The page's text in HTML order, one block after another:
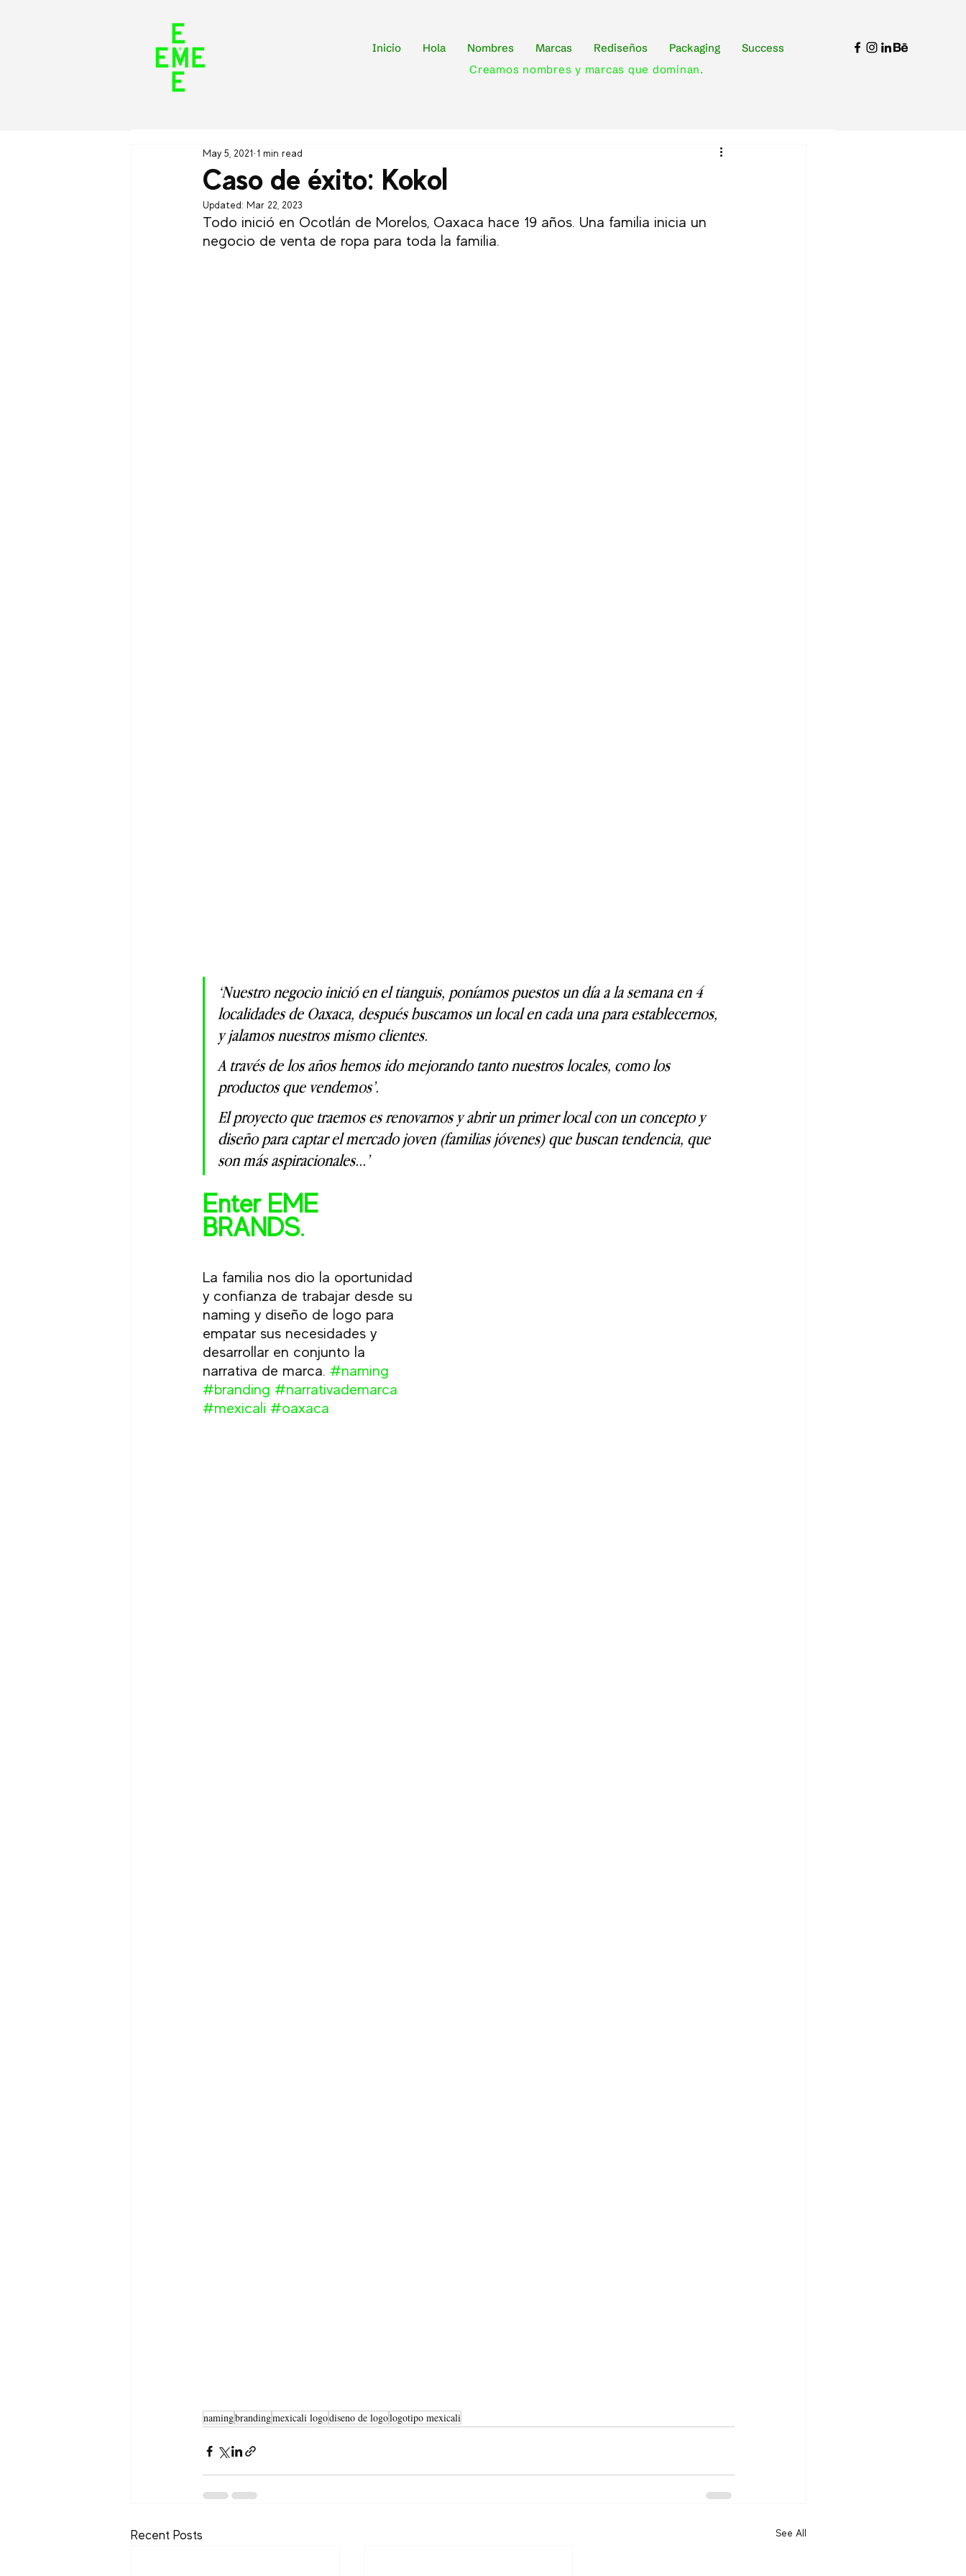
Inicio Hola Nombres Marcas Rediseños Packaging
Success
Creamos nombres y marcas que dominan.
Caso de éxito: Kokol
May 5, 2021 1 min read
Updated: Mar 22, 2023
Todo inició en Ocotlán de Morelos, Oaxaca hace 19 años. Una familia inicia un
negocio de venta de ropa para toda la familia.
‘Nuestro negocio inició en el tianguis, poníamos puestos un día a la semana en 4
localidades de Oaxaca, después buscamos un local en cada una para establecernos,
y jalamos nuestros mismo clientes.
A través de los años hemos ido mejorando tanto nuestros locales, como los
productos que vendemos’.
El proyecto que traemos es renovarnos y abrir un primer local con un concepto y
diseño para captar el mercado joven (familias jóvenes) que buscan tendencia, que
son más aspiracionales...’
Enter EME
BRANDS.
La familia nos dio la oportunidad
y confianza de trabajar desde su
naming y diseño de logo para
empatar sus necesidades y
desarrollar en conjunto la
narrativa de marca. #naming
#branding #narrativademarca
#mexicali #oaxaca
namingbrandingmexicali logodiseno de logologotipo mexicali
Recent Posts See All